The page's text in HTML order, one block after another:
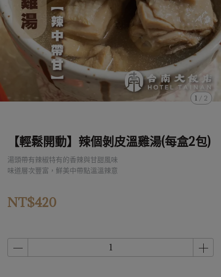
1 / 2
【輕鬆開動】辣個剝皮溫雞湯(每盒2包)
湯頭帶有辣椒特有的香辣與甘甜風味
味道層次豐富，鮮美中帶點溫溫辣意
NT$420